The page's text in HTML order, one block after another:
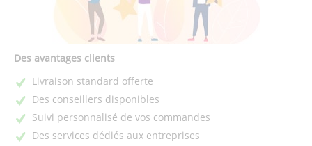
Des avantages clients
Livraison standard offerte
Des conseillers disponibles
Suivi personnalisé de vos commandes
Des services dédiés aux entreprises